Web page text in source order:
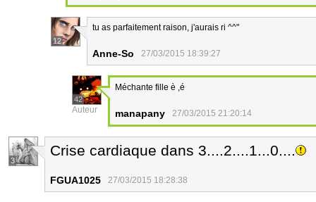
12
tu as parfaitement raison, j'aurais ri ^^"
Anne-So 27/03/2015 18:39:27
42
Auteur
Méchante fille è ,é
manapany 27/03/2015 21:20:14
3
Crise cardiaque dans 3....2....1...0....
FGUA1025 27/03/2015 18:28:38